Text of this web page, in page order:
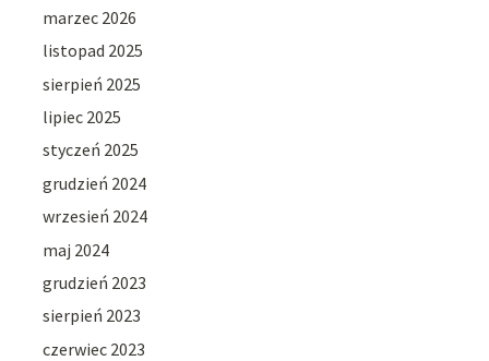
marzec 2026
listopad 2025
sierpień 2025
lipiec 2025
styczeń 2025
grudzień 2024
wrzesień 2024
maj 2024
grudzień 2023
sierpień 2023
czerwiec 2023